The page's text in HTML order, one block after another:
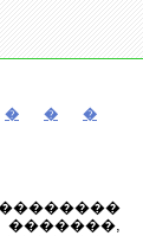
� � �